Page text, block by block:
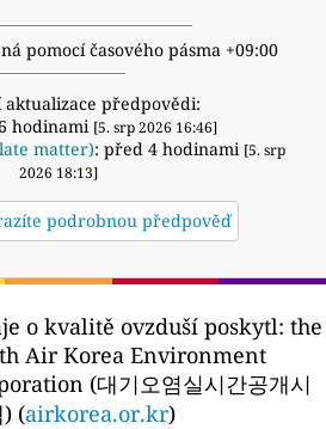
pomocí časového pásma +09:00
aktualizace předpovědi:
hodinami [5. srp 2026 16:46]
matter): před 4 hodinami [5. srp
2026 18:13]
podrobnou předpověď
o kvalitě ovzduší poskytl: the
Air Korea Environment
(대기오염실시간공개시
) (airkorea.or.kr)